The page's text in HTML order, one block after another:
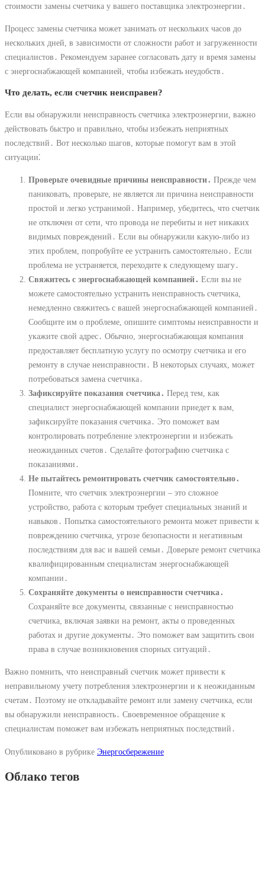
стоимости замены счетчика у вашего поставщика электроэнергии․
Процесс замены счетчика может занимать от нескольких часов до
нескольких дней, в зависимости от сложности работ и загруженности
специалистов․ Рекомендуем заранее согласовать дату и время замены
с энергоснабжающей компанией, чтобы избежать неудобств․
Что делать, если счетчик неисправен?
Если вы обнаружили неисправность счетчика электроэнергии, важно
действовать быстро и правильно, чтобы избежать неприятных
последствий․ Вот несколько шагов, которые помогут вам в этой
ситуации⁚
Проверьте очевидные причины неисправности․ Прежде чем
паниковать, проверьте, не является ли причина неисправности
простой и легко устранимой․ Например, убедитесь, что счетчик
не отключен от сети, что провода не перебиты и нет никаких
видимых повреждений․ Если вы обнаружили какую-либо из
этих проблем, попробуйте ее устранить самостоятельно․ Если
проблема не устраняется, переходите к следующему шагу․
Свяжитесь с энергоснабжающей компанией․ Если вы не
можете самостоятельно устранить неисправность счетчика,
немедленно свяжитесь с вашей энергоснабжающей компанией․
Сообщите им о проблеме, опишите симптомы неисправности и
укажите свой адрес․ Обычно, энергоснабжающая компания
предоставляет бесплатную услугу по осмотру счетчика и его
ремонту в случае неисправности․ В некоторых случаях, может
потребоваться замена счетчика․
Зафиксируйте показания счетчика․ Перед тем, как
специалист энергоснабжающей компании приедет к вам,
зафиксируйте показания счетчика․ Это поможет вам
контролировать потребление электроэнергии и избежать
неожиданных счетов․ Сделайте фотографию счетчика с
показаниями․
Не пытайтесь ремонтировать счетчик самостоятельно․
Помните, что счетчик электроэнергии – это сложное
устройство, работа с которым требует специальных знаний и
навыков․ Попытка самостоятельного ремонта может привести к
повреждению счетчика, угрозе безопасности и негативным
последствиям для вас и вашей семьи․ Доверьте ремонт счетчика
квалифицированным специалистам энергоснабжающей
компании․
Сохраняйте документы о неисправности счетчика․
Сохраняйте все документы, связанные с неисправностью
счетчика, включая заявки на ремонт, акты о проведенных
работах и другие документы․ Это поможет вам защитить свои
права в случае возникновения спорных ситуаций․
Важно помнить, что неисправный счетчик может привести к
неправильному учету потребления электроэнергии и к неожиданным
счетам․ Поэтому не откладывайте ремонт или замену счетчика, если
вы обнаружили неисправность․ Своевременное обращение к
специалистам поможет вам избежать неприятных последствий․
Опубликовано в рубрике Энергосбережение
Облако тегов